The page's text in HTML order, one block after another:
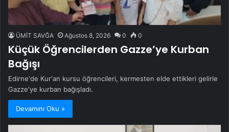
ÜMİT SAVĞA Ağustos 8, 2026 0 0
Küçük Öğrencilerden Gazze’ye Kurban
Bağışı
Edirne'de Kur'an kursu öğrencileri, kermesten elde ettikleri gelirle
Gazze'ye kurban bağışladı.
Devamını Oku »